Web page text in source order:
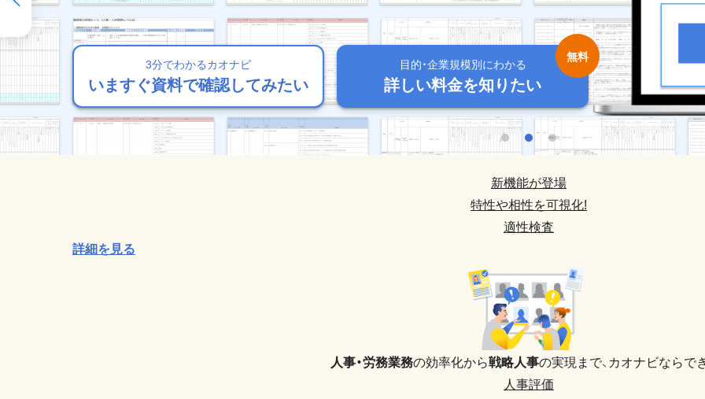
3分でわかるカオナビ
いますぐ資料で確認してみたい
目的・企業規模別にわかる
詳しい料金を知りたい
3分でわかるカオナビ
いますぐ資料で確認してみたい
目的・企業規模別にわかる
詳しい料金を知りたい
3分でわかるカオナビ
いますぐ資料で確認してみたい
目的・企業規模別にわかる
詳しい料金を知りたい
3分でわかるカオナビ
いますぐ資料で確認してみたい
目的・企業規模別にわかる
詳しい料金を知りたい
3分でわかるカオナビ
いますぐ資料で確認してみたい
目的・企業規模別にわかる
詳しい料金を知りたい
新機能が登場
特性や相性を可視化!
適性検査
詳細を見る
人事・労務業務の効率化から戦略人事の実現まで、 カオナビならで
人事評価